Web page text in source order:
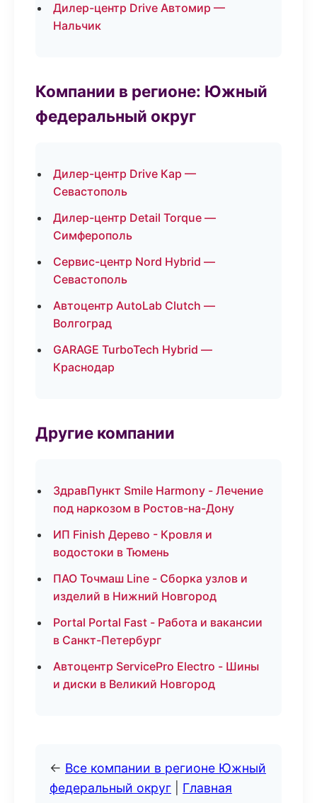
Дилер-центр Drive Автомир —
Нальчик
Компании в регионе: Южный
федеральный округ
Дилер-центр Drive Кар —
Севастополь
Дилер-центр Detail Torque —
Симферополь
Сервис-центр Nord Hybrid —
Севастополь
Автоцентр AutoLab Clutch —
Волгоград
GARAGE TurboTech Hybrid —
Краснодар
Другие компании
ЗдравПункт Smile Harmony - Лечение
под наркозом в Ростов-на-Дону
ИП Finish Дерево - Кровля и
водостоки в Тюмень
ПАО Точмаш Line - Сборка узлов и
изделий в Нижний Новгород
Portal Portal Fast - Работа и вакансии
в Санкт-Петербург
Автоцентр ServicePro Electro - Шины
и диски в Великий Новгород
← Все компании в регионе Южный
федеральный округ
Главная